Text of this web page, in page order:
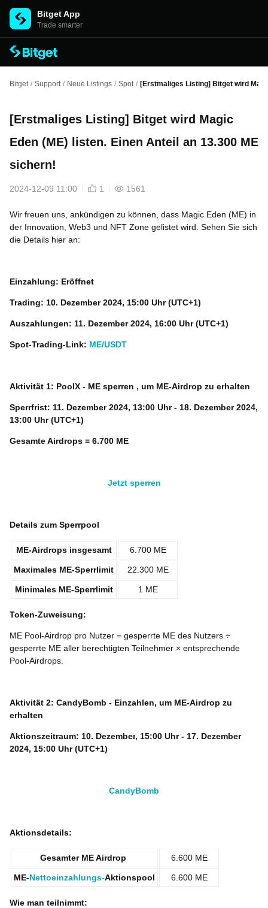
Bitget App
Trade smarter
Bitget / Support / Neue Listings / Spot / [Erstmaliges Listing] Bitget wird
[Erstmaliges Listing] Bitget wird Magic
Eden (ME) listen. Einen Anteil an 13.300 ME
sichern!
2024-12-09 11:00 1 1561
Wir freuen uns, ankündigen zu können, dass Magic Eden (ME) in
der Innovation, Web3 und NFT Zone gelistet wird. Sehen Sie sich
die Details hier an:
Einzahlung: Eröffnet
Trading: 10. Dezember2024, 15:00 Uhr (UTC+1)
Auszahlungen: 11. Dezember2024, 16:00 Uhr (UTC+1)
Spot-Trading-Link: ME/USDT
Aktivität 1: PoolX - ME sperren , um ME-Airdrop zu erhalten
Sperrfrist: 11. Dezember 2024, 13:00 Uhr - 18. Dezember 2024,
13:00 Uhr (UTC+1)
Gesamte Airdrops = 6.700 ME
Jetzt sperren
Details zum Sperrpool
ME-Airdrops insgesamt 6.700 ME
Maximales ME-Sperrlimit 22.300 ME
Minimales ME-Sperrlimit 1 ME
Token-Zuweisung:
ME Pool-Airdrop pro Nutzer = gesperrte ME des Nutzers ÷
gesperrte ME aller berechtigten Teilnehmer × entsprechende
Pool-Airdrops.
Aktivität 2: CandyBomb - Einzahlen, um ME-Airdrop zu
erhalten
Aktionszeitraum: 10. Dezember, 15:00 Uhr - 17. Dezember
2024, 15:00 Uhr (UTC+1)
CandyBomb
Aktionsdetails:
Gesamter ME Airdrop 6.600 ME
ME-Nettoeinzahlungs-Aktionspool 6.600 ME
Wie man teilnimmt: